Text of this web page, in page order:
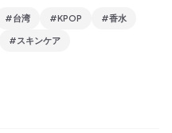
#台湾 #KPOP #香水
#スキンケア